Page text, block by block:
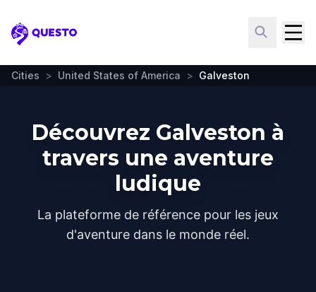
Questo
Cities > United States of America > Galveston
Découvrez Galveston à
travers une aventure
ludique
La plateforme de référence pour les jeux
d'aventure dans le monde réel.